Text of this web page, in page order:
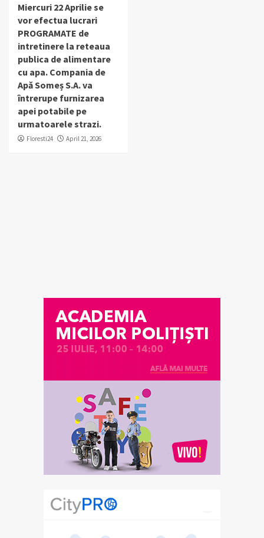
Miercuri 22 Aprilie se
vor efectua lucrari
PROGRAMATE de
intretinere la reteaua
publica de alimentare
cu apa. Compania de
Apă Someș S.A. va
întrerupe furnizarea
apei potabile pe
urmatoarele strazi.
Floresti24 April 21, 2026